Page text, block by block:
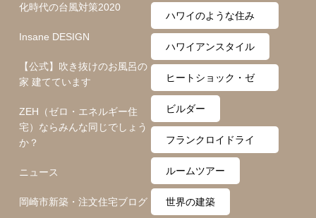
化時代の台風対策2020
Insane DESIGN
【公式】吹き抜けのお風呂の
家 建てています
ZEH（ゼロ・エネルギー住
宅）ならみんな同じでしょう
か？
ニュース
岡崎市新築・注文住宅ブログ
ハワイのような住み
心地
ハワイアンスタイル
ヒートショック・ゼ
ロ月間
ビルダー
フランクロイドライ
ト
ルームツアー
世界の建築